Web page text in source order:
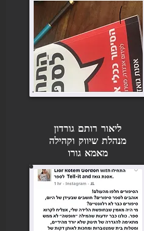
ליאור רותם גורדון
מנהלת שיווק וקהילה
מאמא גורו